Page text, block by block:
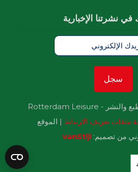
في نشرتنا الإخبارية
2026 © حقوق الطبع والنشر - Rotterdam Leisure
ملفات تعريف الارتباط | الموقع
من تصميم: vanStijl